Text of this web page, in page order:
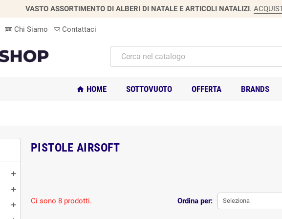
VASTO ASSORTIMENTO DI ALBERI DI NATALE E ARTICOLI NATALIZI.
Chi Siamo Contattaci
home HOME SOTTOVUOTO OFFERTA BRANDS
PISTOLE AIRSOFT
Ordina per: Seleziona
Ci sono 8 prodotti.